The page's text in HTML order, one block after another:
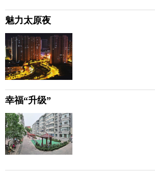
魅力太原夜
幸福“升级”